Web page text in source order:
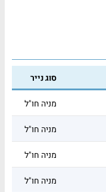
סוג נייר
מניה חו"ל
מניה חו"ל
מניה חו"ל
מניה חו"ל